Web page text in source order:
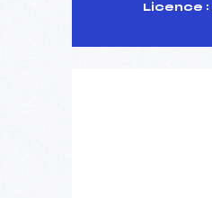
Licence :